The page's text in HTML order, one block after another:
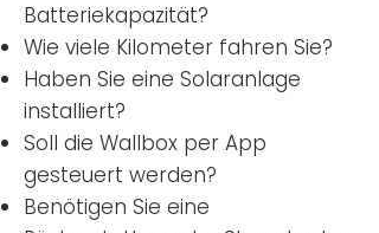
Batteriekapazität?
Wie viele Kilometer fahren Sie?
Haben Sie eine Solaranlage
installiert?
Soll die Wallbox per App
gesteuert werden?
Benötigen Sie eine